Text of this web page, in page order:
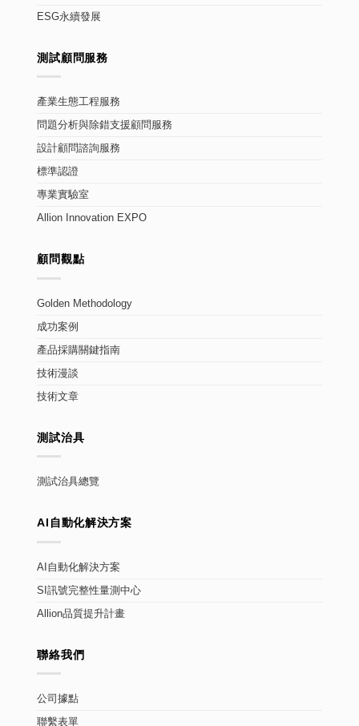
ESG永續發展
測試顧問服務
產業生態工程服務
問題分析與除錯支援顧問服務
設計顧問諮詢服務
標準認證
專業實驗室
Allion Innovation EXPO
顧問觀點
Golden Methodology
成功案例
產品採購關鍵指南
技術漫談
技術文章
測試治具
測試治具總覽
AI自動化解決方案
AI自動化解決方案
SI訊號完整性量測中心
Allion品質提升計畫
聯絡我們
公司據點
聯繫表單